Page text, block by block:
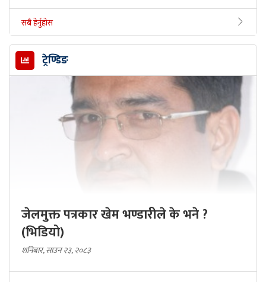
सबै हेर्नुहोस
ट्रेण्डिङ
जेलमुक्त पत्रकार खेम भण्डारीले के भने ?
(भिडियो)
शनिबार, साउन २३, २०८३